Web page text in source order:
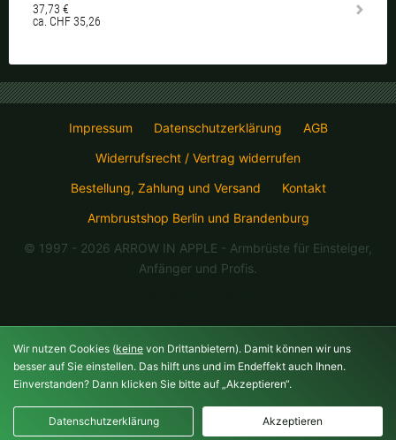
37,73 €
ca. CHF 35,26
Impressum Datenschutzerklärung
AGB
Widerrufsrecht / Vertrag widerrufen
Bestellung, Zahlung und Versand
Kontakt
Armbrustshop Berlin und Brandenburg
© 1997 - 2026 ARROW IN APPLE - Armbrüste für Einsteiger,
Anfänger und Profis.
Datenschutzerklärung Akzeptieren
Wir nutzen Cookies (keine von Drittanbietern). Damit können wir uns
besser auf Sie einstellen. Das hilft uns und im Endeffekt auch Ihnen.
Einverstanden? Dann klicken Sie bitte auf „Akzeptieren“.